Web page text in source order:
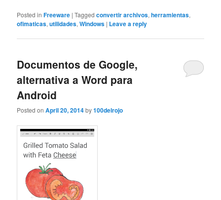
Posted in Freeware |Tagged convertir archivos,herramientas,
ofimaticas,utilidades,Windows | Leave a reply
Documentos de Google,
alternativa a Word para
Android
Posted onApril 20, 2014by100delrojo